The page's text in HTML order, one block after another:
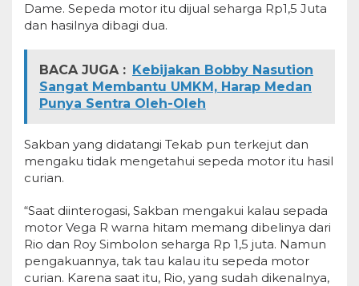
Dame. Sepeda motor itu dijual seharga Rp1,5 Juta
dan hasilnya dibagi dua.
BACA JUGA : Kebijakan Bobby Nasution
Sangat Membantu UMKM, Harap Medan
Punya Sentra Oleh-Oleh
Sakban yang didatangi Tekab pun terkejut dan
mengaku tidak mengetahui sepeda motor itu hasil
curian.
“Saat diinterogasi, Sakban mengakui kalau sepada
motor Vega R warna hitam memang dibelinya dari
Rio dan Roy Simbolon seharga Rp 1,5 juta. Namun
pengakuannya, tak tau kalau itu sepeda motor
curian. Karena saat itu, Rio, yang sudah dikenalnya,